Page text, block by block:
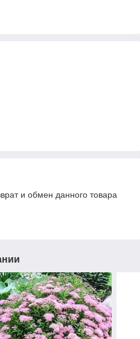
и обмен данного товара